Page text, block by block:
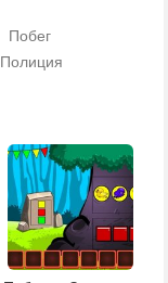
Побег
Полиция